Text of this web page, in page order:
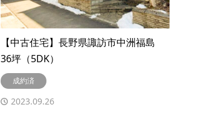
【中古住宅】長野県諏訪市中洲福島
36坪（5DK）
成約済
2023.09.26